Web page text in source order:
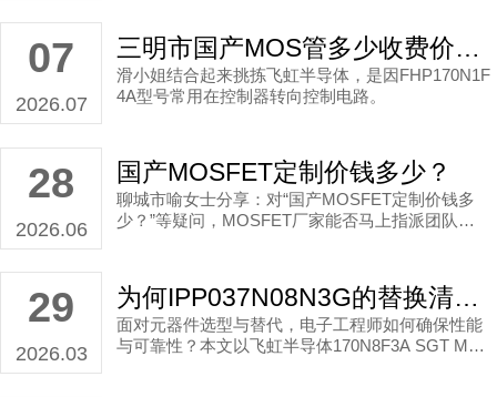
报价费用。 当然，在山东省做到真心关怀、职业操
守的态度作风也是很重要。
07
2026.07
三明市国产MOS管多少收费价格？
滑小姐结合起来挑拣飞虹半导体，是因FHP170N1F
4A型号常用在控制器转向控制电路。
28
2026.06
国产MOSFET定制价钱多少？
聊城市喻女士分享：对“国产MOSFET定制价钱多
少？”等疑问，MOSFET厂家能否马上指派团队根
钱报价。 当然，在聊城市做到谦虚谨慎、细心负责
的服务精神也是很重要。
29
2026.03
为何IPP037N08N3G的替换清单里，必须有这款国产MOS管？
面对元器件选型与替代，电子工程师如何确保性能
与可靠性？本文以飞虹半导体170N8F3A SGT MO